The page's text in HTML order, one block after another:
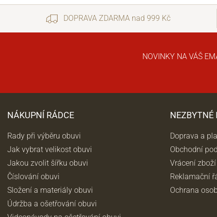
DOPRAVA ZDARMA nad 999 Kč
NOVINKY NA VÁŠ
NÁKUPNÍ RÁDCE
Rady při výběru obuvi
Jak vybrat velikost obuvi
Jakou zvolit šířku obuvi
Číslování obuvi
Složení a materiály obuvi
Údržba a ošetřování obuvi
NEZBYTNÉ
Doprava a
Obchodní
Vrácení zboží
Reklamační
Ochrana